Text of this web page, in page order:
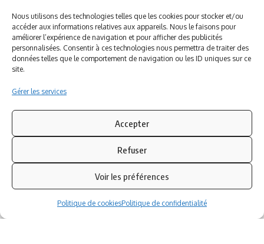
Nous utilisons des technologies telles que les cookies pour stocker et/ou
accéder aux informations relatives aux appareils. Nous le faisons pour
améliorer l’expérience de navigation et pour afficher des publicités
personnalisées. Consentir à ces technologies nous permettra de traiter des
données telles que le comportement de navigation ou les ID uniques sur ce
site.
Gérer les services
Accepter
Refuser
Voir les préférences
Politique de cookiesPolitique de confidentialité
Qui sommes-nous ?
Newsletter
Nous contacter
Politique de cookies
Politique de confidentialité
Mentions légales